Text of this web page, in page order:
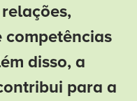
competências
disso, a
para a